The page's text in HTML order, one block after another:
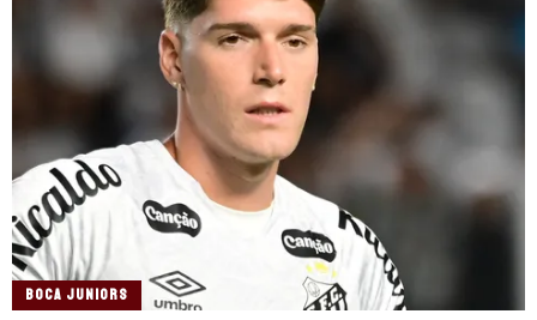
BOCA JUNIORS